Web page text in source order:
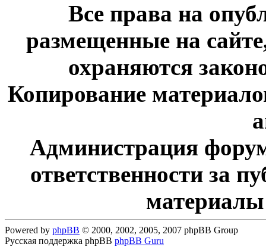
Все права на
размещенные на
охраняются
Копирование
Администрация
ответственности за
Powered by phpBB © 2000, 2002, 2005, 2007 phpBB Group
Русская поддержка phpBB phpBB Guru